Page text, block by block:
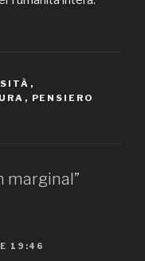
,
, PENSIERO
marginal”
19:46